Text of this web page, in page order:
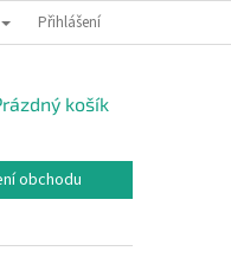
ÚDAJŮ
Přihlášení
košík
obchodu